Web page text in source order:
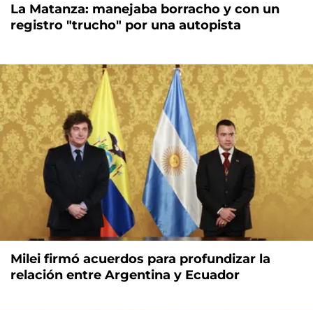
La Matanza: manejaba borracho y con un
registro "trucho" por una autopista
Milei firmó acuerdos para profundizar la
relación entre Argentina y Ecuador